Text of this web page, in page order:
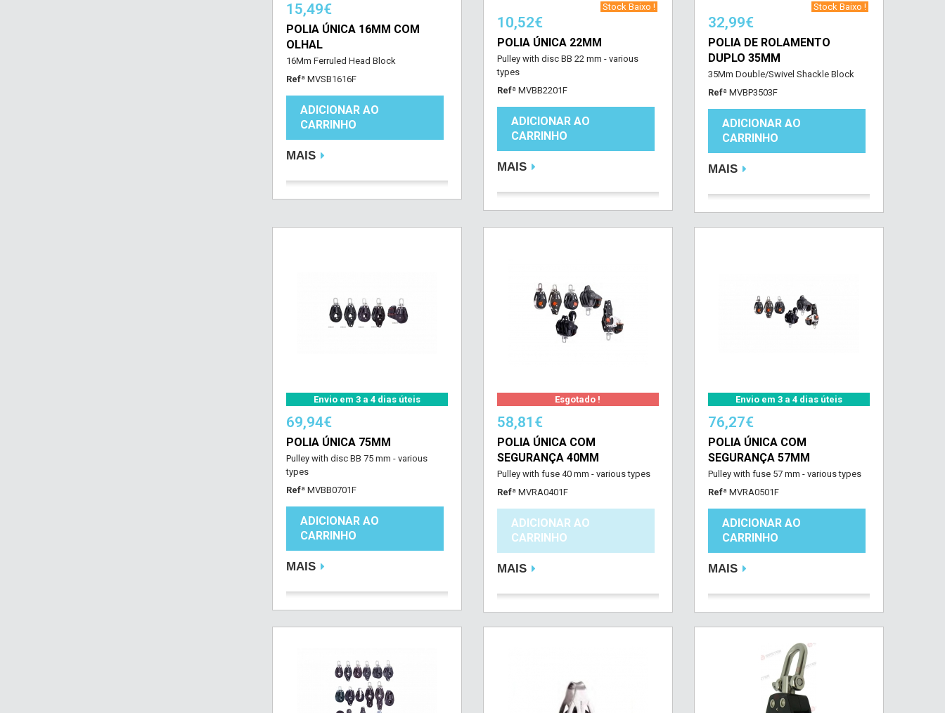
15,49€
POLIA ÚNICA 16MM COM
OLHAL
16Mm Ferruled Head Block
Refª MVSB1616F
ADICIONAR AO
CARRINHO
MAIS
‎ Stock Baixo !‎ ‎
10,52€
POLIA ÚNICA 22MM
Pulley with disc BB 22 mm - various
types
Refª MVBB2201F
ADICIONAR AO
CARRINHO
MAIS
‎ Stock Baixo !‎ ‎
32,99€
POLIA DE ROLAMENTO
DUPLO 35MM
35Mm Double/Swivel Shackle Block
Refª MVBP3503F
ADICIONAR AO
CARRINHO
MAIS
Envio em 3 a 4 dias úteis
69,94€
POLIA ÚNICA 75MM
Pulley with disc BB 75 mm - various
types
Refª MVBB0701F
ADICIONAR AO
CARRINHO
MAIS
Esgotado !
58,81€
POLIA ÚNICA COM
SEGURANÇA 40MM
Pulley with fuse 40 mm - various types
Refª MVRA0401F
ADICIONAR AO
CARRINHO
MAIS
Envio em 3 a 4 dias úteis
76,27€
POLIA ÚNICA COM
SEGURANÇA 57MM
Pulley with fuse 57 mm - various types
Refª MVRA0501F
ADICIONAR AO
CARRINHO
MAIS